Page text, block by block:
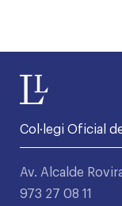
Col·legi Oficial
Av. Alcalde
973 27 08 11